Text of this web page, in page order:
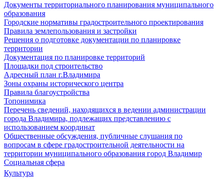
Документы территориального планирования муниципального
образования
Городские нормативы градостроительного проектирования
Правила землепользования и застройки
Решения о подготовке документации по планировке
территории
Документация по планировке территорий
Площадки под строительство
Адресный план г.Владимира
Зоны охраны исторического центра
Правила благоустройства
Топонимика
Перечень сведений, находящихся в ведении администрации
города Владимира, подлежащих представлению с
использованием координат
Общественные обсуждения, публичные слушания по
вопросам в сфере градостроительной деятельности на
территории муниципального образования город Владимир
Социальная сфера
Культура